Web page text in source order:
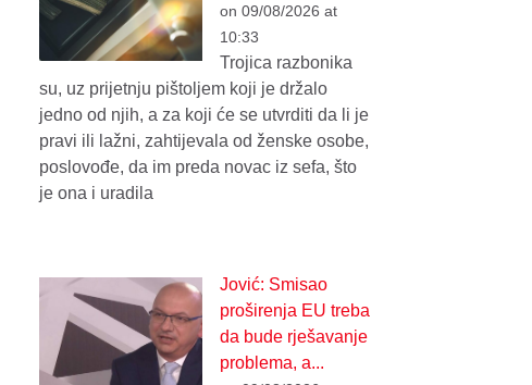
on 09/08/2026 at
10:33
Trojica razbonika
su, uz prijetnju pištoljem koji je držalo
jedno od njih, a za koji će se utvrditi da li je
pravi ili lažni, zahtijevala od ženske osobe,
poslovođe, da im preda novac iz sefa, što
je ona i uradila
Jović: Smisao
proširenja EU treba
da bude rješavanje
problema, a...